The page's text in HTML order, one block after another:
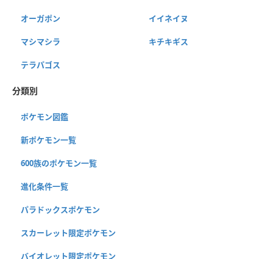
オーガポン イイネイヌ
マシマシラ キチキギス
テラパゴス
分類別
ポケモン図鑑
新ポケモン一覧
600族のポケモン一覧
進化条件一覧
パラドックスポケモン
スカーレット限定ポケモン
バイオレット限定ポケモン